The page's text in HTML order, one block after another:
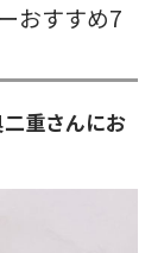
おすすめ7
重さんにお